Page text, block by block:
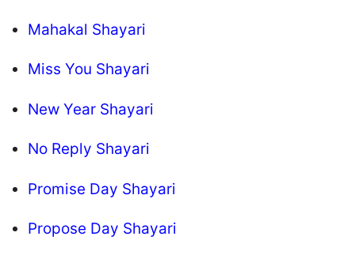
Mahakal Shayari
Miss You Shayari
New Year Shayari
No Reply Shayari
Promise Day Shayari
Propose Day Shayari